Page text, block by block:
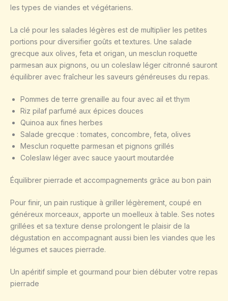
les types de viandes et végétariens.
La clé pour les salades légères est de multiplier les petites
portions pour diversifier goûts et textures. Une salade
grecque aux olives, feta et origan, un mesclun roquette
parmesan aux pignons, ou un coleslaw léger citronné sauront
équilibrer avec fraîcheur les saveurs généreuses du repas.
Pommes de terre grenaille au four avec ail et thym
Riz pilaf parfumé aux épices douces
Quinoa aux fines herbes
Salade grecque : tomates, concombre, feta, olives
Mesclun roquette parmesan et pignons grillés
Coleslaw léger avec sauce yaourt moutardée
Équilibrer pierrade et accompagnements grâce au bon pain
Pour finir, un pain rustique à griller légèrement, coupé en
généreux morceaux, apporte un moelleux à table. Ses notes
grillées et sa texture dense prolongent le plaisir de la
dégustation en accompagnant aussi bien les viandes que les
légumes et sauces pierrade.
Un apéritif simple et gourmand pour bien débuter votre repas
pierrade